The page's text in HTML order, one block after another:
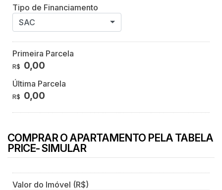
Tipo de Financiamento
SAC
Primeira Parcela
R$ 0,00
Última Parcela
R$ 0,00
COMPRAR O APARTAMENTO PELA TABELA
PRICE- SIMULAR
Valor do Imóvel (R$)